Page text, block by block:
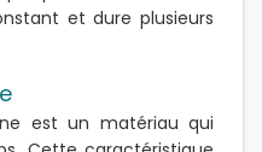
et dure plusieurs
est un matériau qui